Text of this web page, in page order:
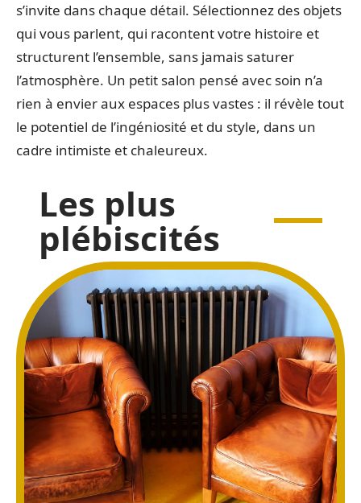
s’invite dans chaque détail. Sélectionnez des objets
qui vous parlent, qui racontent votre histoire et
structurent l’ensemble, sans jamais saturer
l’atmosphère. Un petit salon pensé avec soin n’a
rien à envier aux espaces plus vastes : il révèle tout
le potentiel de l’ingéniosité et du style, dans un
cadre intimiste et chaleureux.
Les plus
plébiscités